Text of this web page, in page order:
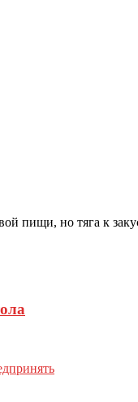
пищи, но тяга к